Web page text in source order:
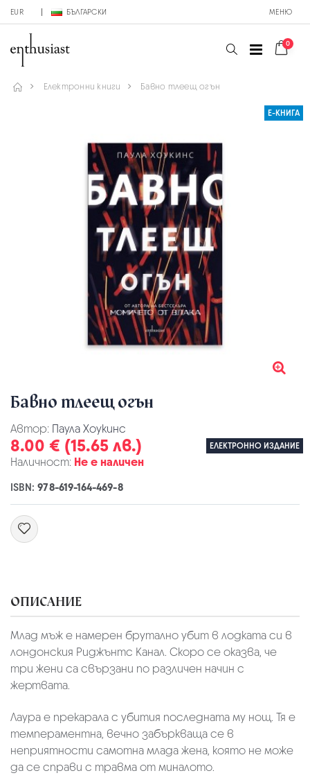
EUR БЪЛГАРСКИ МЕНЮ
0
Електронни книги Бавно тлеещ огън
Е-КНИГА
Бавно тлеещ огън
Автор: Паула Хоукинс
8.00 € (15.65 лв.) ЕЛЕКТРОННО ИЗДАНИЕ
Наличност: Не е наличен
ISBN:978-619-164-469-8
ОПИСАНИЕ
Млад мъж е намерен брутално убит в лодката си в
лондонския Риджънтс Канал. Скоро се оказва, че
три жени са свързани по различен начин с
жертвата.
Лаура е прекарала с убития последната му нощ. Тя е
темпераментна, вечно забъркваща се в
неприятности самотна млада жена, която не може
да се справи с травма от миналото.